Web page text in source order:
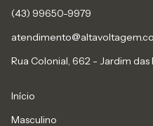
(43) 99650-9979
Rua Colonial, 662 - Jardim das
Início
Masculino